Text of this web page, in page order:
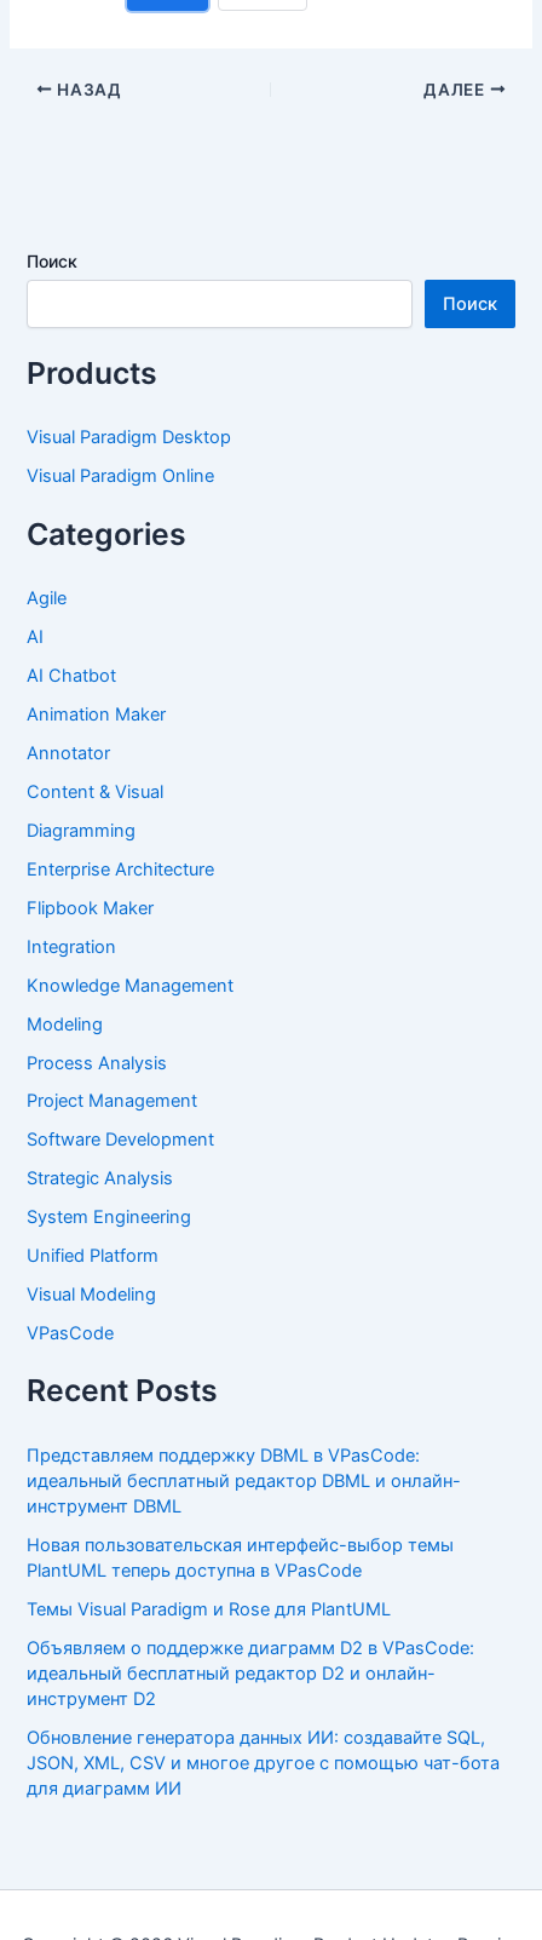
НАЗАД ДАЛЕЕ
Поиск
Поиск
Products
Visual Paradigm Desktop
Visual Paradigm Online
Categories
Agile
AI
AI Chatbot
Animation Maker
Annotator
Content & Visual
Diagramming
Enterprise Architecture
Flipbook Maker
Integration
Knowledge Management
Modeling
Process Analysis
Project Management
Software Development
Strategic Analysis
System Engineering
Unified Platform
Visual Modeling
VPasCode
Recent Posts
Представляем поддержку DBML в VPasCode:
идеальный бесплатный редактор DBML и онлайн-
инструмент DBML
Новая пользовательская интерфейс-выбор темы
PlantUML теперь доступна в VPasCode
Темы Visual Paradigm и Rose для PlantUML
Объявляем о поддержке диаграмм D2 в VPasCode:
идеальный бесплатный редактор D2 и онлайн-
инструмент D2
Обновление генератора данных ИИ: создавайте SQL,
JSON, XML, CSV и многое другое с помощью чат-бота
для диаграмм ИИ